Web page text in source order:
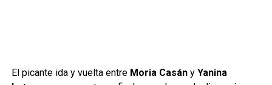
El picante ida y vuelta entre Moria Casány Yanina